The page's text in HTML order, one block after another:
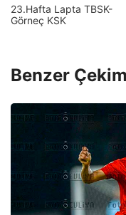
23.Hafta Lapta TBSK-
Görneç KSK
Benzer